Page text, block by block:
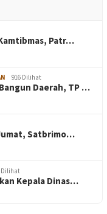
Patr…
916 Dilihat
Daerah, TP …
Satbrimo…
Dilihat
Kepala Dinas…